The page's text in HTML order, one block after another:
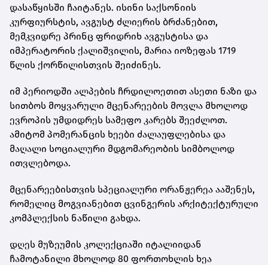
დასაწყისში ჩაიტანეს. ისინი საქსონიის
კურფიურსტის, ავგუსტ ძლიერის ბრძანებით,
მემკვიდრე პრინც ფრიდრიხ ავგუსტისა და
იმპერატორის ქალიშვილის, მარია იოზეფას 1719
წლის ქორწილისთვის შეიძინეს.
იმ პერიოდში ალპების ჩრდილოეთით ასეთი ნაზი და
სითბოს მოყვარული მცენარეების მოვლა მხოლოდ
ევროპის უმდიდრეს სამეფო კარებს შეეძლოთ.
ამიტომ პომერანცის ხეები ძალაუფლებისა და
მაღალი სოციალური მდგომარეობის სიმბოლოდ
ითვლებოდა.
მცენარეებისთვის სპეციალური ორანჟერეა ააშენეს,
რომელიც მოგვიანებით ცვინგერის არქიტექტურული
კომპლექსის ნაწილი გახდა.
დღეს მუზეუმის კოლექციაში იტალიიდან
ჩამოტანილი მხოლოდ 80 ფორთოხლის ხეა